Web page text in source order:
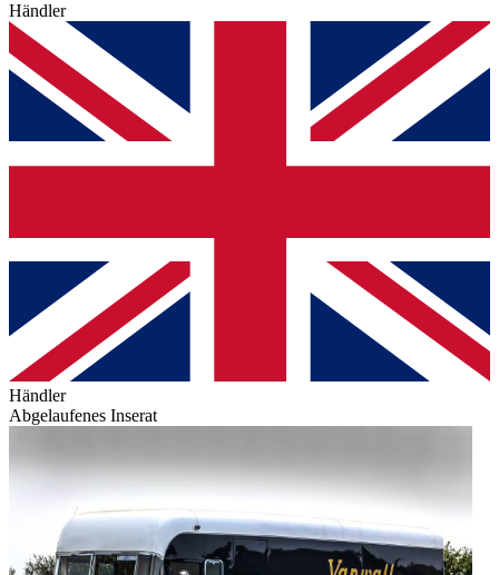
Händler
Händler
Abgelaufenes Inserat